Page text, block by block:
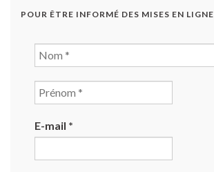
POUR ÊTRE INFORMÉ DES MISES EN LIGNE
E-mail *